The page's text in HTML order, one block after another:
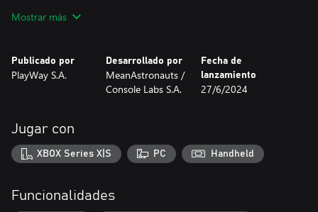
pueblo lleno de personas. Recluta a campesinos locales, rebeldes
La primera tarea será construir un campamento forestal, que
deberá ampliarse a medida que llegue más gente. Serás
aseguraste dentro del Bosque de Sherwood para construir la
aldea.
Otra parte importante del manejo del asentamiento consistirá en
entrenándolos para que se conviertan en artesanos, cazadores o
Mostrar más
Publicado por
PlayWay S.A.
Desarrollado por
MeanAstronauts /
Console Labs S.A.
Fecha de
lanzamiento
27/6/2024
Jugar con
XBOX Series X|S PC Handheld
Funcionalidades